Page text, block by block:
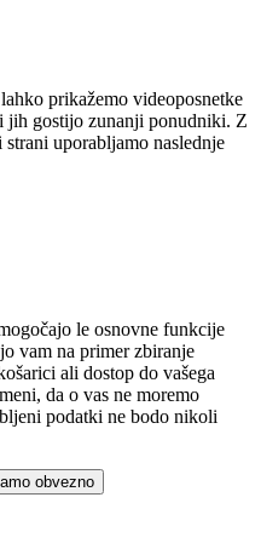
prikažemo videoposnetke
jih gostijo zunanji ponudniki. Z
uporabljamo naslednje
le osnovne funkcije
vam na primer zbiranje
ali dostop do vašega
da o vas ne moremo
podatki ne bodo nikoli
obvezno